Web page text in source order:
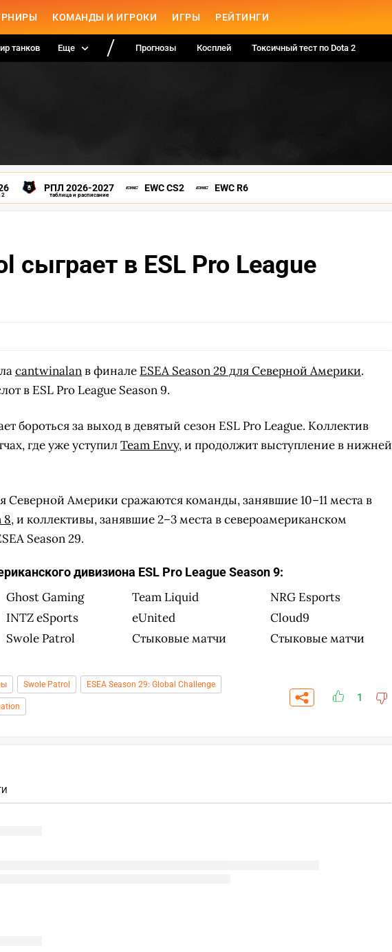
КОМАНДЫ И ИГРОКИ ИГРЫ РЕЙТИНГИ
танков Еще Прогнозы Косплей Токсичный тест по Dota 2
2
РПЛ 2026-2027
таблица и расписание
EWC CS2 EWC R6
сыграет в ESL Pro League
cantwinalanв финале ESEA Season 29 для Северной Америки.
в ESL Pro League Season 9.
бороться за выход в девятый сезон ESL Pro League. Коллектив
где уже уступилTeam Envy, и продолжит выступление в нижней
Северной Америки сражаются команды, занявшие 10–11 места в
8, и коллективы, занявшие 2–3 места в североамериканском
Season 29.
дивизиона ESL Pro League Season 9:
Ghost Gaming Team Liquid
NRG Esports
INTZ eSports eUnited
Cloud9
Swole Patrol Стыковые матчи Стыковые матчи
Swole Patrol ESEA Season 29: Global Challenge
1